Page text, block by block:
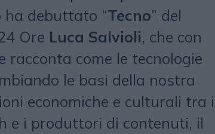
debuttato “Tecno” del
Ore Luca Salvioli, che con
racconta come le tecnologie
le basi della nostra
economiche e culturali tra i
e i produttori di contenuti, il